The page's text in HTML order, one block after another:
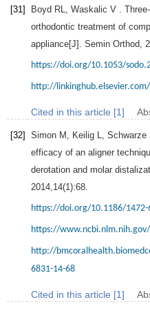
[31] Boyd RL Waskalic V .
orthodontic treatment of
appliance[J]. Semin Orthod
https://doi.org/10.1053/
http://
Cited in this article [1]
[32] Simon M Keilig L Schwarze
efficacy of an aligner
derotation and molar
2014 14(1):68.
https://doi.org/10.1186/1472-
https://
http://
6831-14-68
Cited in this article [1]